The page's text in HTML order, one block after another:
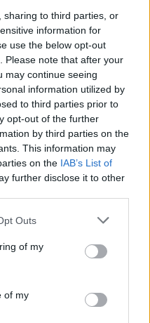
sharing to third parties, or
information for
use the below opt-out
Please note that after your
may continue seeing
information utilized by
to third parties prior to
opt-out of the further
by third parties on the
This information may
on the IAB’s List of
further disclose it to other
Outs
of my
of my